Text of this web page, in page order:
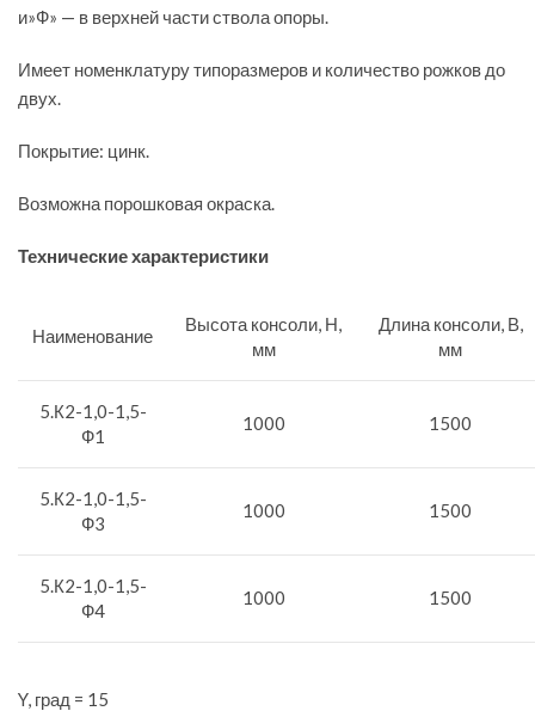
и»Ф» — в верхней части ствола опоры.
Имеет номенклатуру типоразмеров и количество рожков до
двух.
Покрытие: цинк.
Возможна порошковая окраска.
Технические характеристики
Наименование
Высота консоли, Н,
мм
Длина консоли, В,
мм
5.К2-1,0-1,5-
Ф1
1000 1500
5.К2-1,0-1,5-
Ф3
1000 1500
5.К2-1,0-1,5-
Ф4
1000 1500
Y, град = 15